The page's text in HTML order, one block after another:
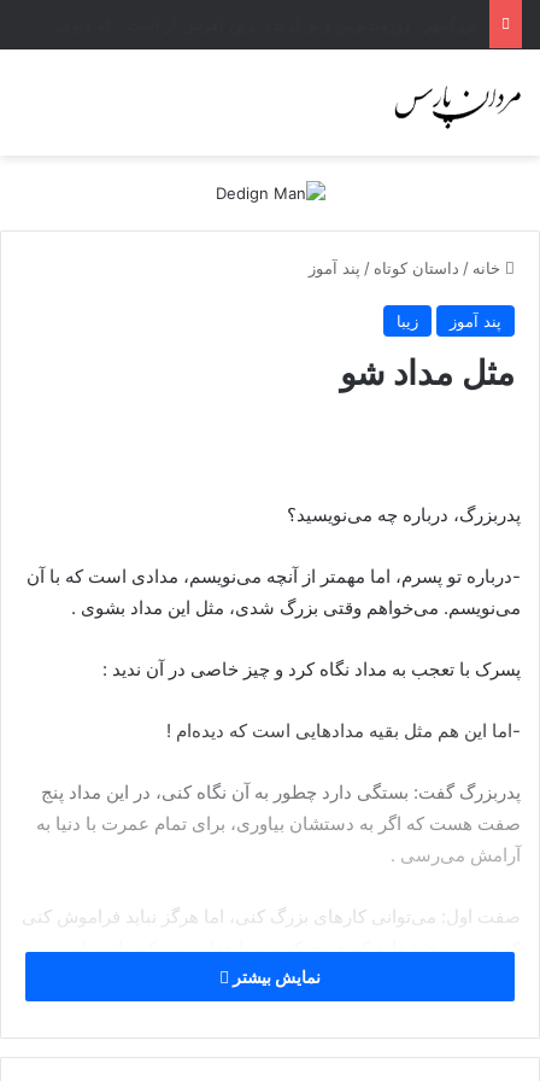
خانه / داستان کوتاه / پند آموز
پند آموز زیبا
مثل مداد شو
پدربزرگ، درباره چه می‌نویسید؟
-درباره تو پسرم، اما مهمتر از آنچه می‌نویسم، مدادی است که با آن
می‌نویسم. می‌خواهم وقتی بزرگ شدی، مثل این مداد بشوی .
پسرک با تعجب به مداد نگاه کرد و چیز خاصی در آن ندید :
-اما این هم مثل بقیه مدادهایی است که دیده‌ام !
پدربزرگ گفت: بستگی دارد چطور به آن نگاه کنی، در این مداد پنج
صفت هست که اگر به دستشان بیاوری، برای تمام عمرت با دنیا به
آرامش می‌رسی .
صفت اول: می‌توانی کارهای بزرگ کنی، اما هرگز نباید فراموش کنی
که دستی وجود دارد که هر حرکت تو را هدایت می‌کند. اسم این
دست خداست، او همیشه باید تو را در مسیر اراده‌اش حرکت دهد .
صفت دوم: باید گاهی از آنچه می‌نویسی دست بکشی و از مدادتراش
نمایش بیشتر